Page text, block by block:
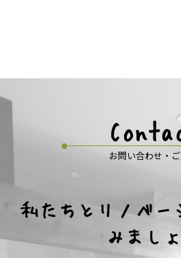
お問い合わせ・
私たちとリノベー
みまし